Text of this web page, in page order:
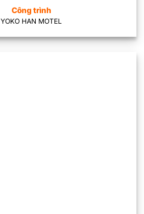
Công trình
YOKO HAN MOTEL